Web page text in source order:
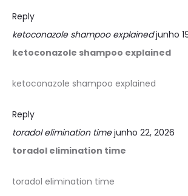
Reply
ketoconazole shampoo explained junho
ketoconazole shampoo explained
ketoconazole shampoo explained
Reply
toradol elimination time junho 22, 2026
toradol elimination time
toradol elimination time